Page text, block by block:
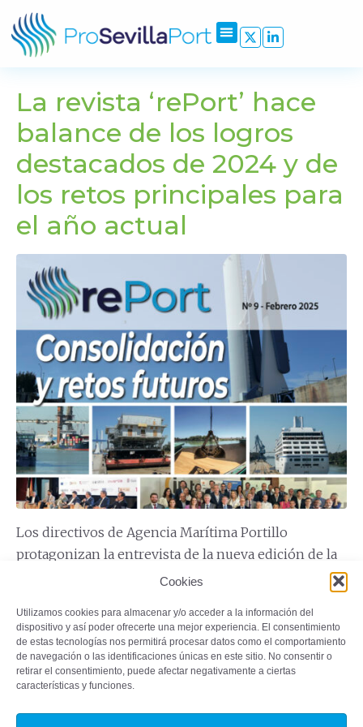
Cookies
Utilizamos cookies para almacenar y/o acceder a la información del
dispositivo y así poder ofrecerte una mejor experiencia. El consentimiento
de estas tecnologías nos permitirá procesar datos como el comportamiento
de navegación o las identificaciones únicas en este sitio. No consentir o
retirar el consentimiento, puede afectar negativamente a ciertas
características y funciones.
La revista ‘rePort’ hace
balance de los logros
destacados de 2024 y de
los retos principales para
el año actual
Los directivos de Agencia Marítima Portillo
protagonizan la entrevista de la nueva edición de la
publicación, que recoge también toda la actualidad
Seguir leyendo